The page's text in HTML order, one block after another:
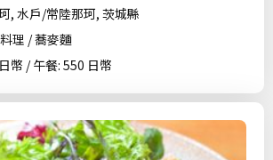
, 水戶/常陸那珂, 茨城縣
理 / 蕎麥麵
幣 / 午餐: 550 日幣